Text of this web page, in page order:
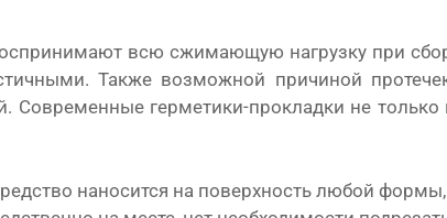
всю сжимающую нагрузку при
Также возможной причиной
Современные герметики-прокладки не
наносится на поверхность любой